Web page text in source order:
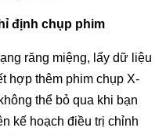
định chụp phim
răng miệng, lấy dữ liệu
hợp thêm phim chụp X-
thể bỏ qua khi bạn
kế hoạch điều trị chỉnh